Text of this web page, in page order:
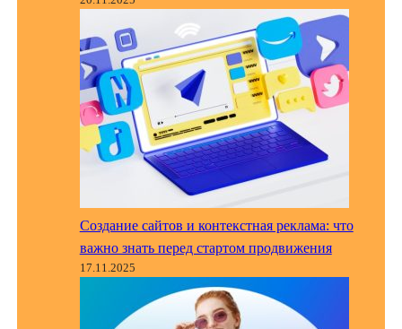
Создание сайтов и контекстная реклама: что
важно знать перед стартом продвижения
17.11.2025